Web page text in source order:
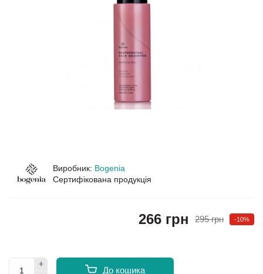
Виробник: Bogenia
Сертифікована продукція
295 грн -10%
266 грн
До кошика